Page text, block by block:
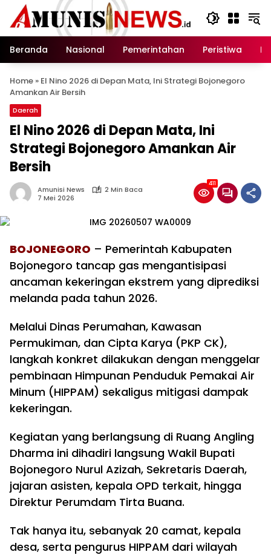
Langsung
konten
Beranda
Nasional Pemerintahan Peristiwa
Home » El Nino 2026 di Depan Mata, Ini Strategi Bojonegoro
Amankan Air Bersih
Daerah
El Nino 2026 di Depan Mata, Ini
Strategi Bojonegoro Amankan Air
Bersih
Amunisi News
2 Min Baca
7 Mei 2026
411
BOJONEGORO – Pemerintah Kabupaten
Bojonegoro tancap gas mengantisipasi
ancaman kekeringan ekstrem yang diprediksi
melanda pada tahun 2026.
Melalui Dinas Perumahan, Kawasan
Permukiman, dan Cipta Karya (PKP CK),
langkah konkret dilakukan dengan menggelar
pembinaan Himpunan Penduduk Pemakai Air
Minum (HIPPAM) sekaligus mitigasi dampak
kekeringan.
Kegiatan yang berlangsung di Ruang Angling
Dharma ini dihadiri langsung Wakil Bupati
Bojonegoro Nurul Azizah, Sekretaris Daerah,
jajaran asisten, kepala OPD terkait, hingga
Direktur Perumdam Tirta Buana.
Tak hanya itu, sebanyak 20 camat, kepala
desa, serta pengurus HIPPAM dari wilayah